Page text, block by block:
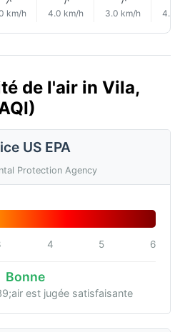
km/h 4.0 km/h 3.0 km/h 4.0
de l'air in Vila,
US EPA
Protection Agency
4 5 6
Bonne
est jugée satisfaisante